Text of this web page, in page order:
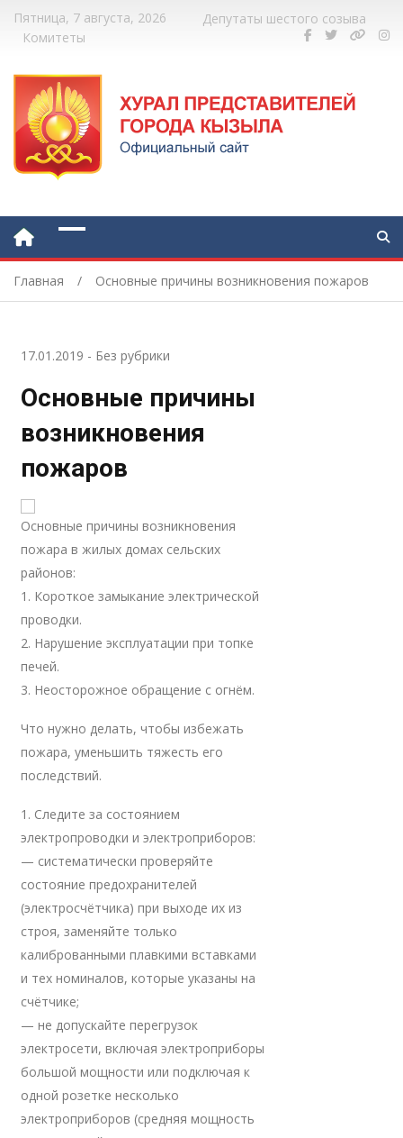
Пятница, 7 августа, 2026
Депутаты шестого созыва
Комитеты
Главная Основные причины возникновения пожаров
17.01.2019 - Без рубрики
Основные причины
возникновения
пожаров
Основные причины возникновения
пожара в жилых домах сельских
районов:
1. Короткое замыкание электрической
проводки.
2. Нарушение эксплуатации при топке
печей.
3. Неосторожное обращение с огнём.
Что нужно делать, чтобы избежать
пожара, уменьшить тяжесть его
последствий.
1. Следите за состоянием
электропроводки и электроприборов:
— систематически проверяйте
состояние предохранителей
(электросчётчика) при выходе их из
строя, заменяйте только
калиброванными плавкими вставками
и тех номиналов, которые указаны на
счётчике;
— не допускайте перегрузок
электросети, включая электроприборы
большой мощности или подключая к
одной розетке несколько
электроприборов (средняя мощность